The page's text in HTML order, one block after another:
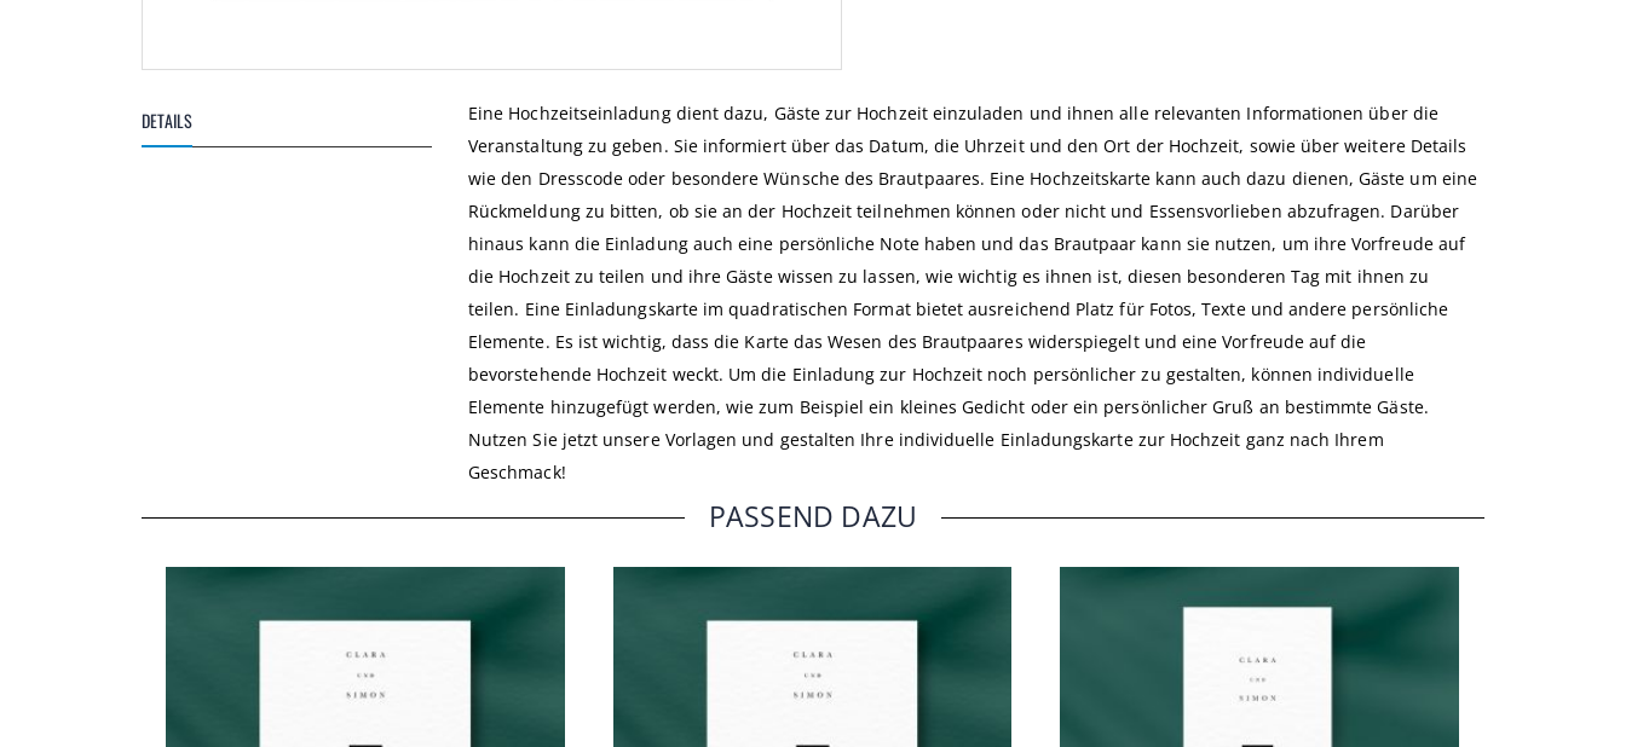
der
Bildgalerie
DETAILS
Eine Hochzeitseinladung dient dazu, Gäste zur Hochzeit einzuladen und ihnen alle relevanten Informationen über die
Veranstaltung zu geben. Sie informiert über das Datum, die Uhrzeit und den Ort der Hochzeit, sowie über weitere Details
wie den Dresscode oder besondere Wünsche des Brautpaares. Eine Hochzeitskarte kann auch dazu dienen, Gäste um eine
Rückmeldung zu bitten, ob sie an der Hochzeit teilnehmen können oder nicht und Essensvorlieben abzufragen. Darüber
hinaus kann die Einladung auch eine persönliche Note haben und das Brautpaar kann sie nutzen, um ihre Vorfreude auf
die Hochzeit zu teilen und ihre Gäste wissen zu lassen, wie wichtig es ihnen ist, diesen besonderen Tag mit ihnen zu
teilen. Eine Einladungskarte im quadratischen Format bietet ausreichend Platz für Fotos, Texte und andere persönliche
Elemente. Es ist wichtig, dass die Karte das Wesen des Brautpaares widerspiegelt und eine Vorfreude auf die
bevorstehende Hochzeit weckt. Um die Einladung zur Hochzeit noch persönlicher zu gestalten, können individuelle
Elemente hinzugefügt werden, wie zum Beispiel ein kleines Gedicht oder ein persönlicher Gruß an bestimmte Gäste.
Nutzen Sie jetzt unsere Vorlagen und gestalten Ihre individuelle Einladungskarte zur Hochzeit ganz nach Ihrem
Geschmack!
PASSEND DAZU